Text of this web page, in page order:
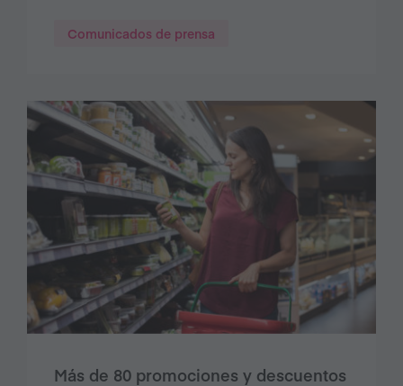
Comunicados de prensa
Más de 80 promociones y descuentos